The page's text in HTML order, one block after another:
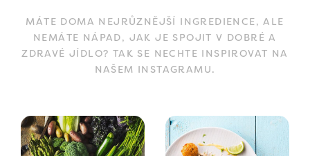
MÁTE DOMA NEJRŮZNĚJŠÍ INGREDIENCE, ALE
NEMÁTE NÁPAD, JAK JE SPOJIT V DOBRÉ A
ZDRAVÉ JÍDLO? TAK SE NECHTE INSPIROVAT NA
NAŠEM INSTAGRAMU.